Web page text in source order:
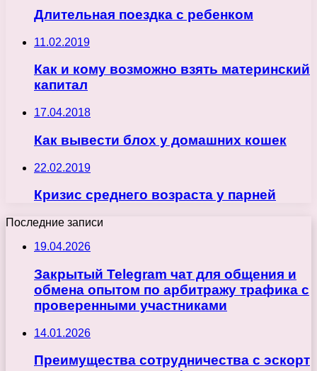
Длительная поездка с ребенком
11.02.2019
Как и кому возможно взять материнский
капитал
17.04.2018
Как вывести блох у домашних кошек
22.02.2019
Кризис среднего возраста у парней
Последние записи
19.04.2026
Закрытый Telegram чат для общения и
обмена опытом по арбитражу трафика с
проверенными участниками
14.01.2026
Преимущества сотрудничества с эскорт